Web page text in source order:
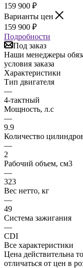
159 900 ₽
Варианты цен
159 900 ₽
Подробности
Под заказ
Наши менеджеры
условия заказа
Характеристики
Тип двигателя
—
4-тактный
Мощность, л.с
—
9.9
Количество
—
2
Рабочий объем, см3
—
323
Вес нетто, кг
—
49
Система зажигания
—
CDI
Все характеристики
Цена действительна
отличаться от цен в